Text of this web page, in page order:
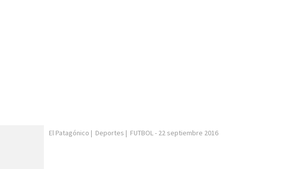
El Patagónico | Deportes | FUTBOL- 22 septiembre 2016